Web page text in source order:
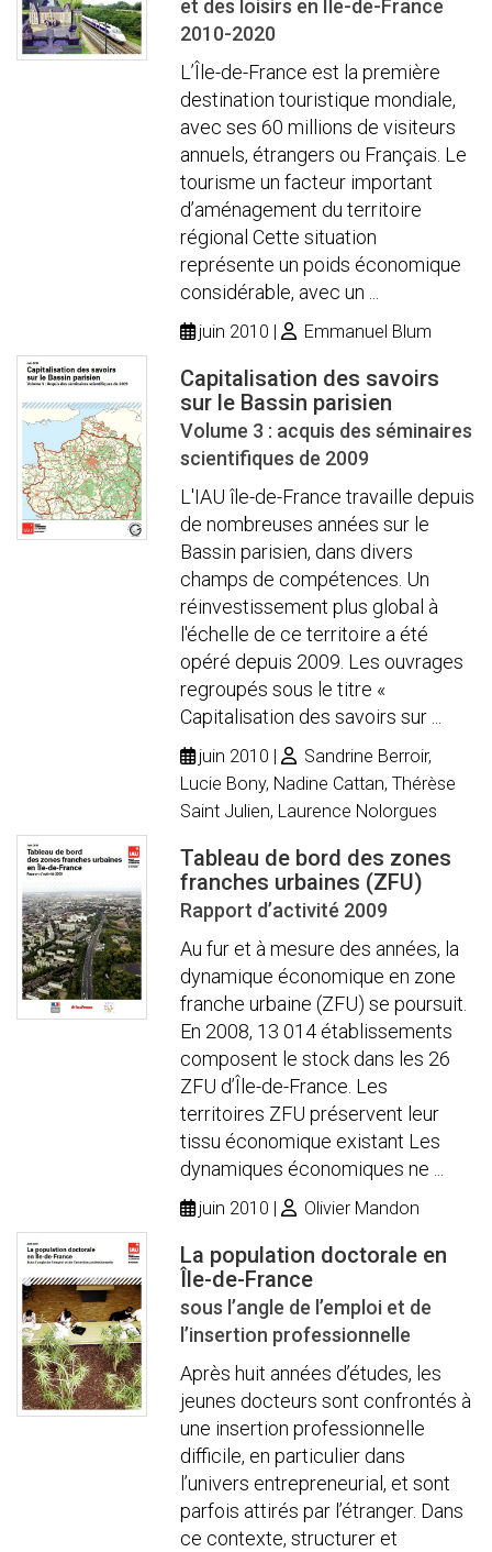
et des loisirs en Île-de-France
2010-2020
L’Île-de-France est la première
destination touristique mondiale,
avec ses 60 millions de visiteurs
annuels, étrangers ou Français. Le
tourisme un facteur important
d’aménagement du territoire
régional Cette situation
représente un poids économique
considérable, avec un ...
juin 2010 Emmanuel Blum
Capitalisation des savoirs
sur le Bassin parisien
Volume 3 : acquis des séminaires
scientifiques de 2009
L'IAU île-de-France travaille depuis
de nombreuses années sur le
Bassin parisien, dans divers
champs de compétences. Un
réinvestissement plus global à
l'échelle de ce territoire a été
opéré depuis 2009. Les ouvrages
regroupés sous le titre «
Capitalisation des savoirs sur ...
juin 2010
Sandrine Berroir,
Lucie Bony, Nadine Cattan, Thérèse
Saint Julien, Laurence Nolorgues
Tableau de bord des zones
franches urbaines (ZFU)
Rapport d’activité 2009
Au fur et à mesure des années, la
dynamique économique en zone
franche urbaine (ZFU) se poursuit.
En 2008, 13 014 établissements
composent le stock dans les 26
ZFU d’Île-de-France. Les
territoires ZFU préservent leur
tissu économique existant Les
dynamiques économiques ne ...
juin 2010 Olivier Mandon
La population doctorale en
Île-de-France
sous l’angle de l’emploi et de
l’insertion professionnelle
Après huit années d’études, les
jeunes docteurs sont confrontés à
une insertion professionnelle
difficile, en particulier dans
l’univers entrepreneurial, et sont
parfois attirés par l’étranger. Dans
ce contexte, structurer et